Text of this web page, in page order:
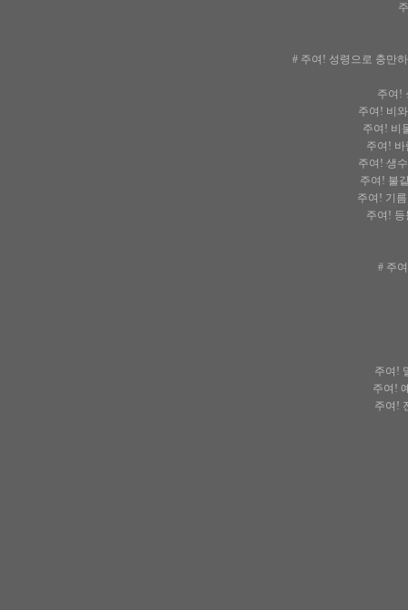
# 주여! 성령으로 충만
주여
주여! 비
주여! 비
주여!
주여! 생
주여! 불
주여! 기
주여!
# 주
주여!
주여!
주여!